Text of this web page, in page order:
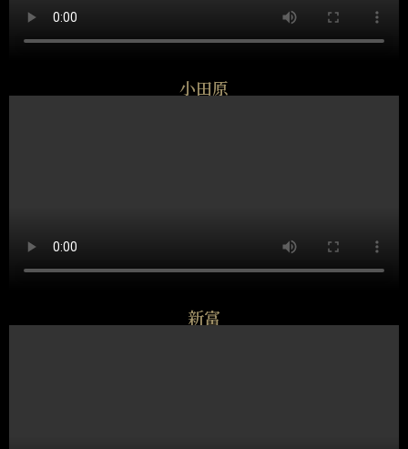
小田原
新富